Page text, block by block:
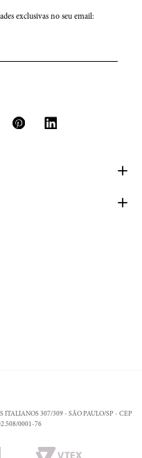
exclusivas no seu email:
ITALIANOS 307/309 - SÃO PAULO/SP - CEP
0001-76